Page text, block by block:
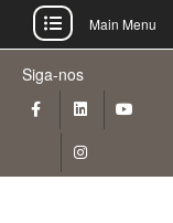
content
Siga-nos
Main Menu